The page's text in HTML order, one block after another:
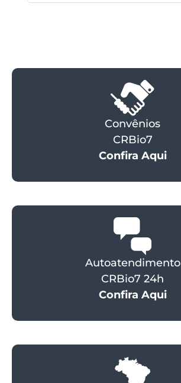
Convênios
CRBio7
Confira Aqui
Autoatendimento
CRBio7 24h
Confira Aqui